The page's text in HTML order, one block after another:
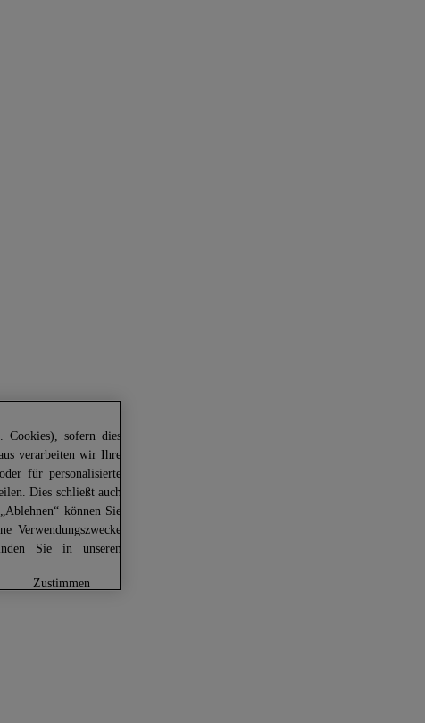
Cookies), sofern dies
verarbeiten wir Ihre
für personalisierte
Dies schließt auch
können Sie
Verwendungszwecke
Sie in unseren
zustimmen